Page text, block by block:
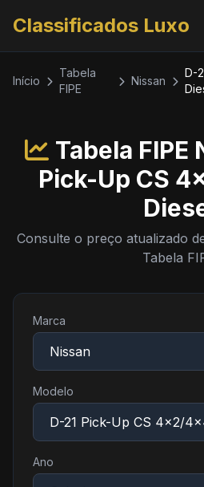
Classificados Luxo
Início
Tabela
FIPE
Nissan
D-
Tabela FIPE
Pick-Up CS
Consulte o preço atualizado
Tabela
Marca
Modelo
Ano